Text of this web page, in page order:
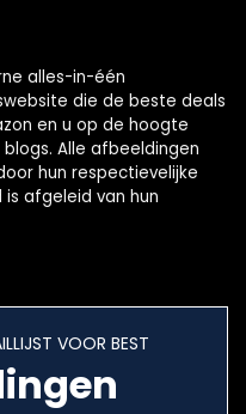
alles-in-één
die de beste deals
en u op de hoogte
Alle afbeeldingen
hun respectievelijke
afgeleid van hun
VOOR BEST